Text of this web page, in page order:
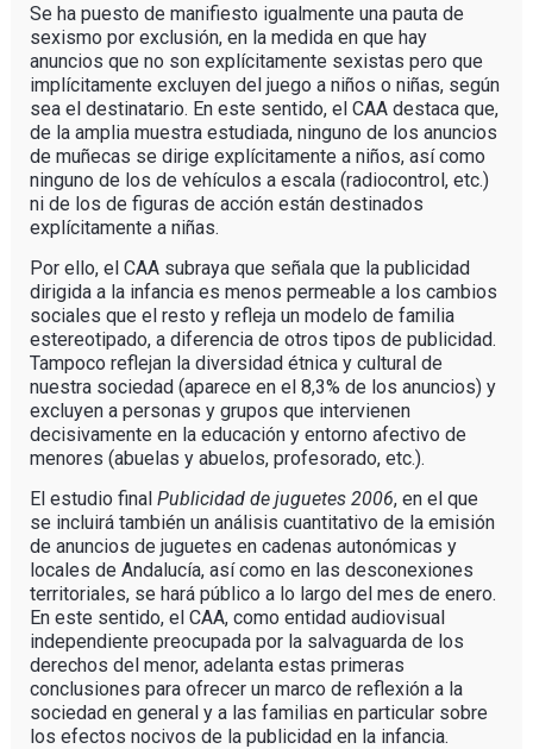
Se ha puesto de manifiesto igualmente una pauta de
sexismo por exclusión, en la medida en que hay
anuncios que no son explícitamente sexistas pero que
implícitamente excluyen del juego a niños o niñas, según
sea el destinatario. En este sentido, el CAA destaca que,
de la amplia muestra estudiada, ninguno de los anuncios
de muñecas se dirige explícitamente a niños, así como
ninguno de los de vehículos a escala (radiocontrol, etc.)
ni de los de figuras de acción están destinados
explícitamente a niñas.
Por ello, el CAA subraya que señala que la publicidad
dirigida a la infancia es menos permeable a los cambios
sociales que el resto y refleja un modelo de familia
estereotipado, a diferencia de otros tipos de publicidad.
Tampoco reflejan la diversidad étnica y cultural de
nuestra sociedad (aparece en el 8,3% de los anuncios) y
excluyen a personas y grupos que intervienen
decisivamente en la educación y entorno afectivo de
menores (abuelas y abuelos, profesorado, etc.).
El estudio final Publicidad de juguetes 2006, en el que
se incluirá también un análisis cuantitativo de la emisión
de anuncios de juguetes en cadenas autonómicas y
locales de Andalucía, así como en las desconexiones
territoriales, se hará público a lo largo del mes de enero.
En este sentido, el CAA, como entidad audiovisual
independiente preocupada por la salvaguarda de los
derechos del menor, adelanta estas primeras
conclusiones para ofrecer un marco de reflexión a la
sociedad en general y a las familias en particular sobre
los efectos nocivos de la publicidad en la infancia.